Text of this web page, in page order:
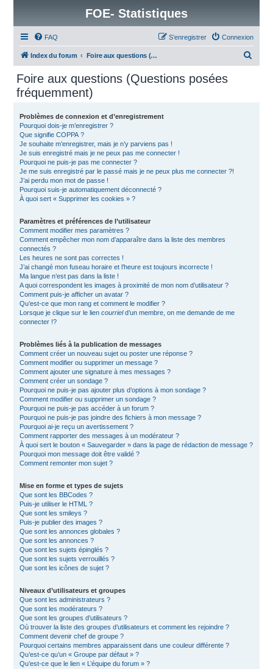
FOE- Statistiques
FAQ Connexion
S’enregistrer
Index du forum Foire aux questions (Questions posées fréquemment)
Foire aux questions (Questions posées
fréquemment)
Problèmes de connexion et d’enregistrement
Pourquoi dois-je m’enregistrer ?
Que signifie COPPA ?
Je souhaite m’enregistrer, mais je n’y parviens pas !
Je suis enregistré mais je ne peux pas me connecter !
Pourquoi ne puis-je pas me connecter ?
Je me suis enregistré par le passé mais je ne peux plus me connecter ?!
J’ai perdu mon mot de passe !
Pourquoi suis-je automatiquement déconnecté ?
À quoi sert « Supprimer les cookies » ?
Paramètres et préférences de l’utilisateur
Comment modifier mes paramètres ?
Comment empêcher mon nom d’apparaître dans la liste des membres
connectés ?
Les heures ne sont pas correctes !
J’ai changé mon fuseau horaire et l’heure est toujours incorrecte !
Ma langue n’est pas dans la liste !
A quoi correspondent les images à proximité de mon nom d’utilisateur ?
Comment puis-je afficher un avatar ?
Qu’est-ce que mon rang et comment le modifier ?
Lorsque je clique sur le lien courrield’un membre, on me demande de me
connecter !?
Problèmes liés à la publication de messages
Comment créer un nouveau sujet ou poster une réponse ?
Comment modifier ou supprimer un message ?
Comment ajouter une signature à mes messages ?
Comment créer un sondage ?
Pourquoi ne puis-je pas ajouter plus d’options à mon sondage ?
Comment modifier ou supprimer un sondage ?
Pourquoi ne puis-je pas accéder à un forum ?
Pourquoi ne puis-je pas joindre des fichiers à mon message ?
Pourquoi ai-je reçu un avertissement ?
Comment rapporter des messages à un modérateur ?
À quoi sert le bouton « Sauvegarder » dans la page de rédaction de message ?
Pourquoi mon message doit être validé ?
Comment remonter mon sujet ?
Mise en forme et types de sujets
Que sont les BBCodes ?
Puis-je utiliser le HTML ?
Que sont les smileys ?
Puis-je publier des images ?
Que sont les annonces globales ?
Que sont les annonces ?
Que sont les sujets épinglés ?
Que sont les sujets verrouillés ?
Que sont les icônes de sujet ?
Niveaux d’utilisateurs et groupes
Que sont les administrateurs ?
Que sont les modérateurs ?
Que sont les groupes d’utilisateurs ?
Où trouver la liste des groupes d’utilisateurs et comment les rejoindre ?
Comment devenir chef de groupe ?
Pourquoi certains membres apparaissent dans une couleur différente ?
Qu’est-ce qu’un « Groupe par défaut » ?
Qu’est-ce que le lien « L’équipe du forum » ?